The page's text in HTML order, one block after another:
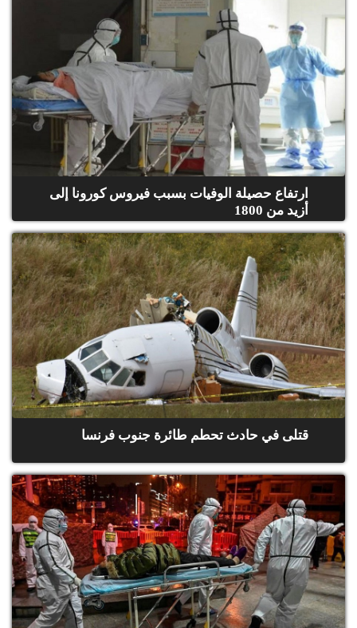
ارتفاع حصيلة الوفيات بسبب فيروس كورونا إلى
أزيد من 1800
قتلى في حادث تحطم طائرة جنوب فرنسا